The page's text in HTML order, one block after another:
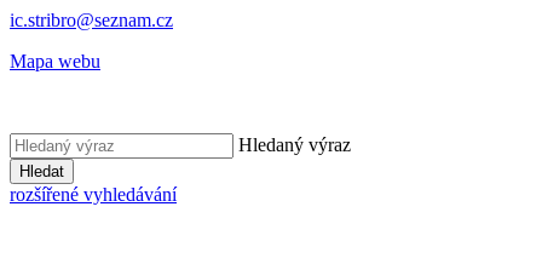
ic.stribro@seznam.cz
Mapa webu
Hledaný výraz
Hledat
rozšířené vyhledávání